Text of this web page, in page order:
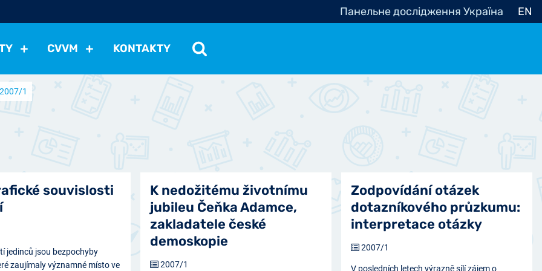
Панельне дослідження Україна EN
CVVM KONTAKTY
2007/1
souvislosti
jedinců jsou bezpochyby
zaujímaly významné místo ve
K nedožitému životnímu
jubileu Čeňka Adamce,
zakladatele české
demoskopie
2007/1
Zodpovídání otázek
dotazníkového průzkumu:
interpretace otázky
V posledních letech výrazně sílí zájem o
2007/1